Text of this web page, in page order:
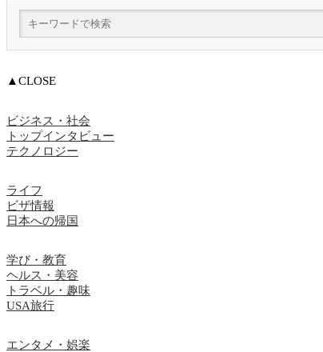
▲CLOSE
ビジネス・社会
トップインタビュー
テクノロジー
ライフ
ビザ情報
日本への帰国
学び・教育
ヘルス・美容
トラベル・趣味
USA旅行
エンタメ・娯楽